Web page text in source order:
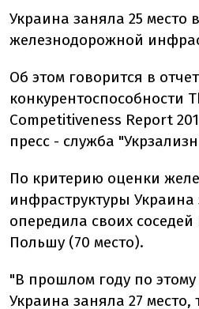
Украина заняла 25 место
железнодорожной
Об этом говорится в
конкурентоспособности
Competitiveness Report
пресс - служба
По критерию оценки
инфраструктуры Украина
опередила своих соседей
Польшу (70 место).
"В прошлом году по
Украина заняла 27 место,